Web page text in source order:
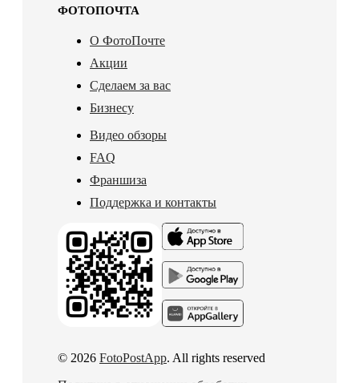
ФОТОПОЧТА
О ФотоПочте
Акции
Сделаем за вас
Бизнесу
Видео обзоры
FAQ
Франшиза
Поддержка и контакты
© 2026 FotoPostApp. All rights reserved